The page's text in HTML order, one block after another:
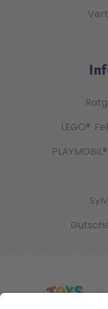
LEGO®
PLAYMOBIL®